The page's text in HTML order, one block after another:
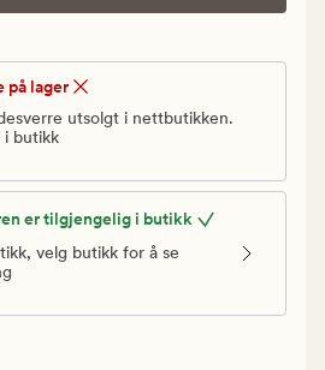
på lager
utsolgt i nettbutikken.
i butikk
er tilgjengelig i butikk
velg butikk for å se